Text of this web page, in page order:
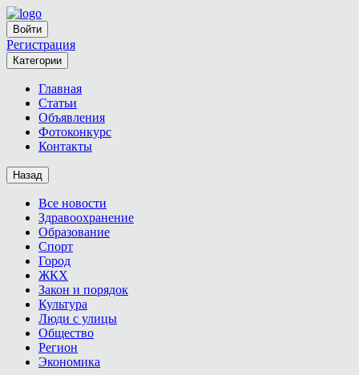
Войти
Регистрация
Категории
Главная
Статьи
Объявления
Фотоконкурс
Контакты
Назад
Все новости
Здравоохранение
Образование
Спорт
Город
ЖКХ
Закон и порядок
Культура
Люди с улицы
Общество
Регион
Экономика